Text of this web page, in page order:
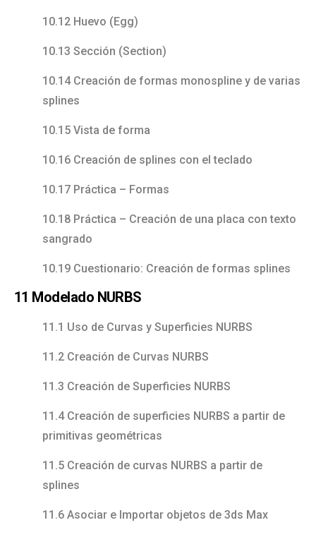
10.12 Huevo (Egg)
10.13 Sección (Section)
10.14 Creación de formas monospline y de varias
splines
10.15 Vista de forma
10.16 Creación de splines con el teclado
10.17 Práctica – Formas
10.18 Práctica – Creación de una placa con texto
sangrado
10.19 Cuestionario: Creación de formas splines
11 Modelado NURBS
11.1 Uso de Curvas y Superficies NURBS
11.2 Creación de Curvas NURBS
11.3 Creación de Superficies NURBS
11.4 Creación de superficies NURBS a partir de
primitivas geométricas
11.5 Creación de curvas NURBS a partir de
splines
11.6 Asociar e Importar objetos de 3ds Max